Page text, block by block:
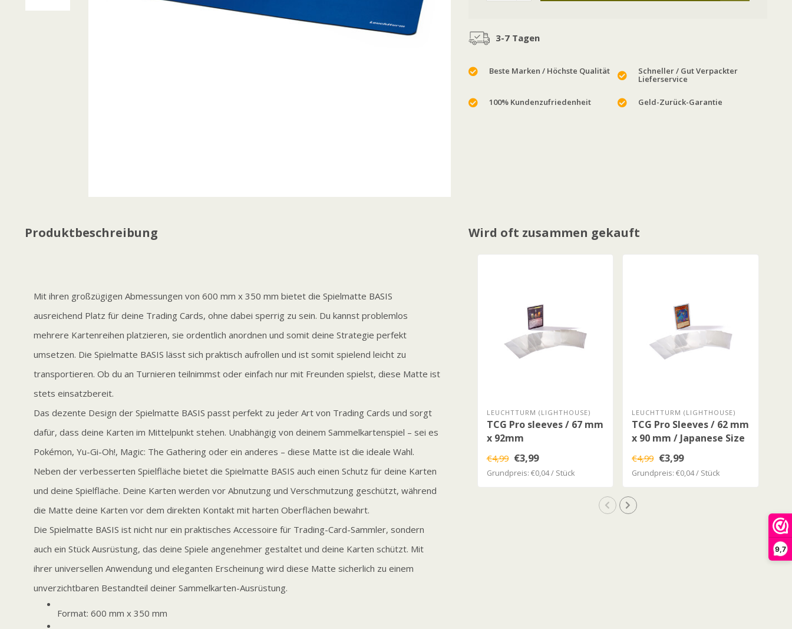
9,7
3-7 Tagen
Beste Marken / Höchste Qualität Schneller / Gut Verpackter
Lieferservice
100% Kundenzufriedenheit Geld-Zurück-Garantie
Produktbeschreibung
Mit ihren großzügigen Abmessungen von 600 mm x 350 mm bietet die Spielmatte BASIS
ausreichend Platz für deine Trading Cards, ohne dabei sperrig zu sein. Du kannst problemlos
mehrere Kartenreihen platzieren, sie ordentlich anordnen und somit deine Strategie perfekt
umsetzen. Die Spielmatte BASIS lässt sich praktisch aufrollen und ist somit spielend leicht zu
transportieren. Ob du an Turnieren teilnimmst oder einfach nur mit Freunden spielst, diese Matte ist
stets einsatzbereit.
Das dezente Design der Spielmatte BASIS passt perfekt zu jeder Art von Trading Cards und sorgt
dafür, dass deine Karten im Mittelpunkt stehen. Unabhängig von deinem Sammelkartenspiel – sei es
Pokémon, Yu-Gi-Oh!, Magic: The Gathering oder ein anderes – diese Matte ist die ideale Wahl.
Neben der verbesserten Spielfläche bietet die Spielmatte BASIS auch einen Schutz für deine Karten
und deine Spielfläche. Deine Karten werden vor Abnutzung und Verschmutzung geschützt, während
die Matte deine Karten vor dem direkten Kontakt mit harten Oberflächen bewahrt.
Die Spielmatte BASIS ist nicht nur ein praktisches Accessoire für Trading-Card-Sammler, sondern
auch ein Stück Ausrüstung, das deine Spiele angenehmer gestaltet und deine Karten schützt. Mit
ihrer universellen Anwendung und eleganten Erscheinung wird diese Matte sicherlich zu einem
unverzichtbaren Bestandteil deiner Sammelkarten-Ausrüstung.
Format: 600 mm x 350 mm
Wird oft zusammen gekauft
LEUCHTTURM (LIGHTHOUSE)
TCG Pro sleeves / 67 mm
x 92mm
€4,99 €3,99
Grundpreis: €0,04 / Stück
LEUCHTTURM (LIGHTHOUSE)
TCG Pro Sleeves / 62 mm
x 90 mm / Japanese Size
€4,99 €3,99
Grundpreis: €0,04 / Stück